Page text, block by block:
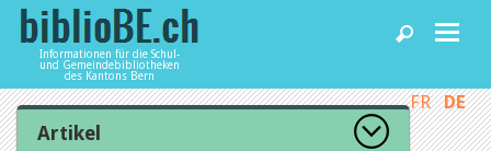
Informationen für die Schul-
und Gemeindebibliotheken
des Kantons Bern
Home
FR DE
Artikel